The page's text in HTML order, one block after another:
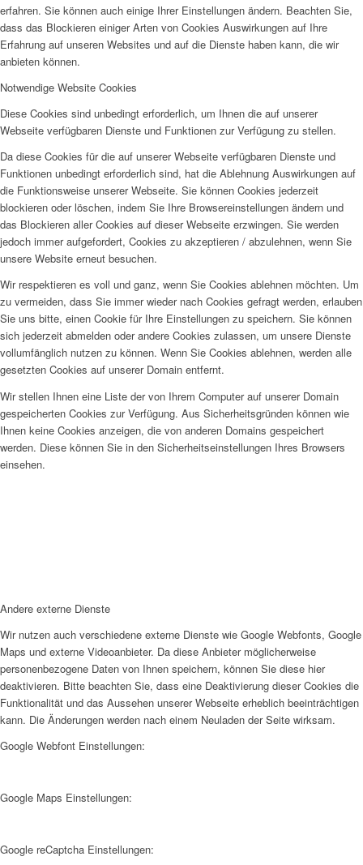
erfahren. Sie können auch einige Ihrer Einstellungen ändern. Beachten Sie,
dass das Blockieren einiger Arten von Cookies Auswirkungen auf Ihre
Erfahrung auf unseren Websites und auf die Dienste haben kann, die wir
anbieten können.
Notwendige Website Cookies
Diese Cookies sind unbedingt erforderlich, um Ihnen die auf unserer
Webseite verfügbaren Dienste und Funktionen zur Verfügung zu stellen.
Da diese Cookies für die auf unserer Webseite verfügbaren Dienste und
Funktionen unbedingt erforderlich sind, hat die Ablehnung Auswirkungen auf
die Funktionsweise unserer Webseite. Sie können Cookies jederzeit
blockieren oder löschen, indem Sie Ihre Browsereinstellungen ändern und
das Blockieren aller Cookies auf dieser Webseite erzwingen. Sie werden
jedoch immer aufgefordert, Cookies zu akzeptieren / abzulehnen, wenn Sie
unsere Website erneut besuchen.
Wir respektieren es voll und ganz, wenn Sie Cookies ablehnen möchten. Um
zu vermeiden, dass Sie immer wieder nach Cookies gefragt werden, erlauben
Sie uns bitte, einen Cookie für Ihre Einstellungen zu speichern. Sie können
sich jederzeit abmelden oder andere Cookies zulassen, um unsere Dienste
vollumfänglich nutzen zu können. Wenn Sie Cookies ablehnen, werden alle
gesetzten Cookies auf unserer Domain entfernt.
Wir stellen Ihnen eine Liste der von Ihrem Computer auf unserer Domain
gespeicherten Cookies zur Verfügung. Aus Sicherheitsgründen können wie
Ihnen keine Cookies anzeigen, die von anderen Domains gespeichert
werden. Diese können Sie in den Sicherheitseinstellungen Ihres Browsers
einsehen.
Andere externe Dienste
Wir nutzen auch verschiedene externe Dienste wie Google Webfonts, Google
Maps und externe Videoanbieter. Da diese Anbieter möglicherweise
personenbezogene Daten von Ihnen speichern, können Sie diese hier
deaktivieren. Bitte beachten Sie, dass eine Deaktivierung dieser Cookies die
Funktionalität und das Aussehen unserer Webseite erheblich beeinträchtigen
kann. Die Änderungen werden nach einem Neuladen der Seite wirksam.
Google Webfont Einstellungen:
Google Maps Einstellungen:
Google reCaptcha Einstellungen: